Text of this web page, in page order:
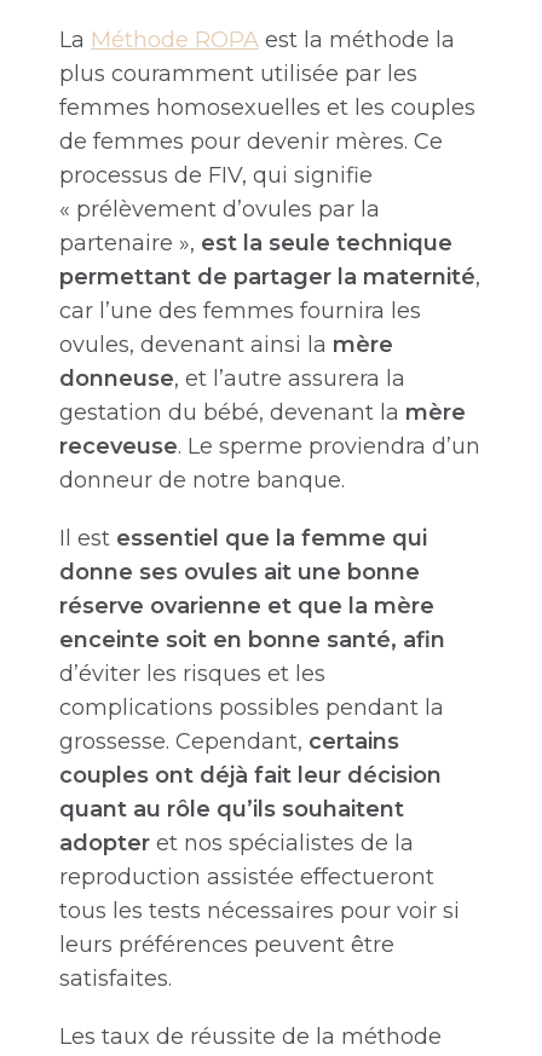
La Méthode ROPA est la méthode la
plus couramment utilisée par les
femmes homosexuelles et les couples
de femmes pour devenir mères. Ce
processus de FIV, qui signifie
« prélèvement d’ovules par la
partenaire », est la seule technique
permettant de partager la maternité,
car l’une des femmes fournira les
ovules, devenant ainsi la mère
donneuse, et l’autre assurera la
gestation du bébé, devenant la mère
receveuse. Le sperme proviendra d’un
donneur de notre banque.
Il est essentiel que la femme qui
donne ses ovules ait une bonne
réserve ovarienne et que la mère
enceinte soit en bonne santé, afin
d’éviter les risques et les
complications possibles pendant la
grossesse. Cependant, certains
couples ont déjà fait leur décision
quant au rôle qu’ils souhaitent
adopter et nos spécialistes de la
reproduction assistée effectueront
tous les tests nécessaires pour voir si
leurs préférences peuvent être
satisfaites.
Les taux de réussite de la méthode